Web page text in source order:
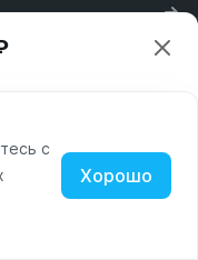
данных
с
с
Хорошо